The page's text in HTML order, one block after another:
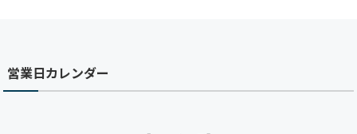
営業日カレンダー